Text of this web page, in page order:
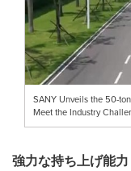
SANY Unveils the 50-
Meet the Industry
強力な持ち上げ能力